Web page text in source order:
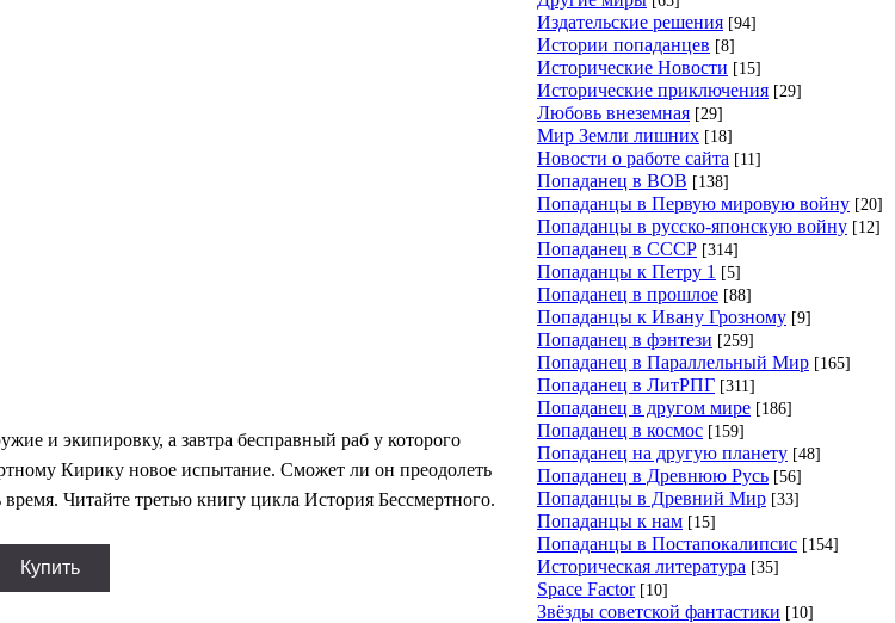
и экипировку, а завтра бесправный раб у которого
Кирику новое испытание. Сможет ли он преодолеть
Читайте третью книгу цикла История Бессмертного.
Издательские решения [94]
Истории попаданцев [8]
Исторические Новости [15]
Исторические приключения [29]
Любовь внеземная [29]
Мир Земли лишних [18]
Новости о работе сайта [11]
Попаданец в ВОВ [138]
Попаданцы в Первую мировую войну [20]
Попаданцы в русско-японскую войну [12]
Попаданец в СССР [314]
Попаданцы к Петру 1 [5]
Попаданец в прошлое [88]
Попаданцы к Ивану Грозному [9]
Попаданец в фэнтези [259]
Попаданец в Параллельный Мир [165]
Попаданец в ЛитРПГ [311]
Попаданец в другом мире [186]
Попаданец в космос [159]
Попаданец на другую планету [48]
Попаданец в Древнюю Русь [56]
Попаданцы в Древний Мир [33]
Попаданцы к нам [15]
Попаданцы в Постапокалипсис [154]
Историческая литература [35]
Space Factor [10]
Звёзды советской фантастики [10]